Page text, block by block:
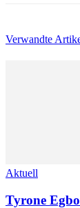
Verwandte
Aktuell
Tyrone